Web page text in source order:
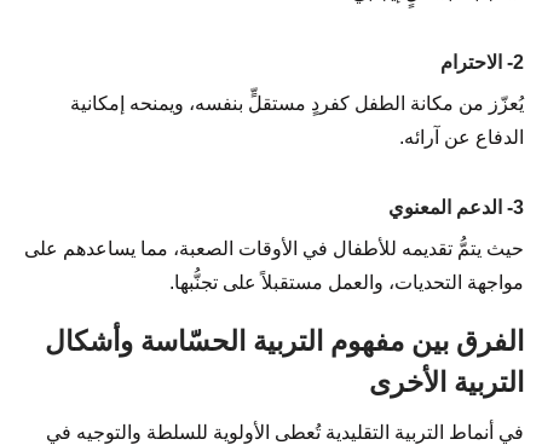
2- الاحترام
يُعزّز من مكانة الطفل كفردٍ مستقلٍّ بنفسه، ويمنحه إمكانية
الدفاع عن آرائه.
3- الدعم المعنوي
حيث يتمُّ تقديمه للأطفال في الأوقات الصعبة، مما يساعدهم على
مواجهة التحديات، والعمل مستقبلاً على تجنُّبها.
الفرق بين مفهوم التربية الحسّاسة وأشكال
التربية الأخرى
في أنماط التربية التقليدية تُعطى الأولوية للسلطة والتوجيه في